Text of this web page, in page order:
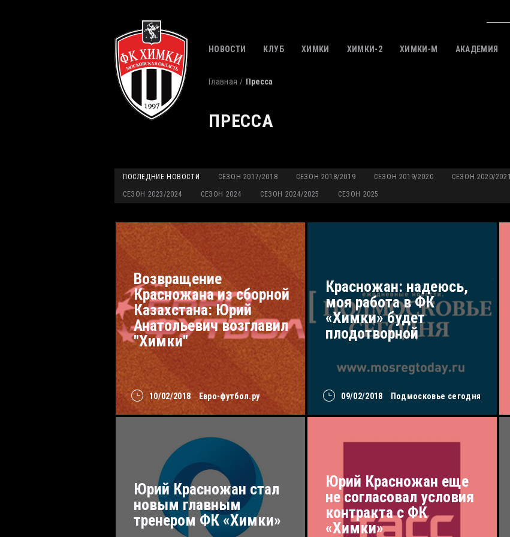
НОВОСТИ КЛУБ ХИМКИ ХИМКИ-2 ХИМКИ-M АКАДЕМИЯ
Главная Пресса
ПРЕССА
ПОСЛЕДНИЕ НОВОСТИ СЕЗОН 2017/2018 СЕЗОН 2018/2019 СЕЗОН 2019/2020 СЕЗОН 2020/2021
СЕЗОН 2023/2024 СЕЗОН 2024 СЕЗОН 2024/2025 СЕЗОН 2025
10/02/2018 Евро-футбол.ру
Возвращение
Красножана из сборной
Казахстана: Юрий
Анатольевич возглавил
"Химки"
09/02/2018 Подмосковье сегодня
Красножан: надеюсь,
моя работа в ФК
«Химки» будет
плодотворной
Юрий Красножан стал
новым главным
тренером ФК «Химки»
Юрий Красножан еще
не согласовал условия
контракта с ФК
«Химки»